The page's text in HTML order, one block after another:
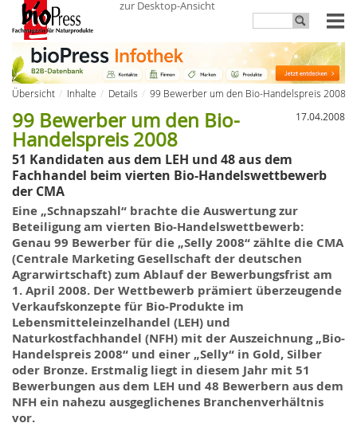
zur Desktop-Ansicht
Übersicht Inhalte Details
99 Bewerber um den Bio-Handelspreis 2008
17.04.2008
99 Bewerber um den Bio-
Handelspreis 2008
51 Kandidaten aus dem LEH und 48 aus dem
Fachhandel beim vierten Bio-Handelswettbewerb
der CMA
Eine „Schnapszahl“ brachte die Auswertung zur
Beteiligung am vierten Bio-Handelswettbewerb:
Genau 99 Bewerber für die „Selly 2008“ zählte die CMA
(Centrale Marketing Gesellschaft der deutschen
Agrarwirtschaft)zum Ablauf der Bewerbungsfrist am
1. April 2008. Der Wettbewerb prämiert überzeugende
Verkaufskonzeptefür Bio-Produkte im
Lebensmitteleinzelhandel (LEH) und
Naturkostfachhandel (NFH) mit der Auszeichnung „Bio-
Handelspreis 2008“ und einer „Selly“ in Gold, Silber
oder Bronze. Erstmalig liegt in diesem Jahr mit 51
Bewerbungen aus dem LEH und 48 Bewerbern aus dem
NFH ein nahezu ausgeglichenes Branchenverhältnis
vor.